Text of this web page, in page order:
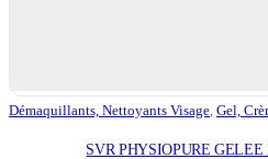
Démaquillants, Nettoyants Visage Gel,
SVR PHYSIOPURE